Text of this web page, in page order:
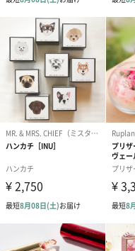
ドライフラワー・プリ
自然のお花で作ったドラ
梱します。
一部花材が写真と異なる
い。パッケージに入れてお
プリザーブドフラワー
ブーケ（ピンク）
（2,580円）